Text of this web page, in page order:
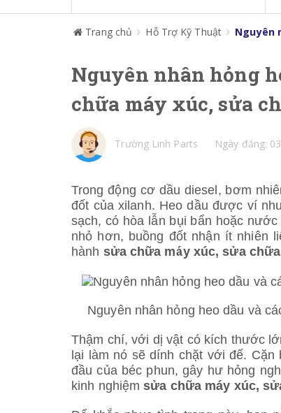
Trang chủ Hỗ Trợ Kỹ Thuật Nguyên
Nguyên nhân hỏng
chữa máy xúc, sửa
Trường Linh Parts Ngày đăng:
Trong động cơ dầu diesel, bơm
đốt của xilanh. Heo dầu được ví
sạch, có hòa lẫn bụi bẩn hoặc
nhỏ hơn, buồng đốt nhận ít nhiên
hành sửa chữa máy xúc, sửa
Nguyên nhân hỏng heo dầu và
Thậm chí, với dị vật có kích thước
lại làm nó sẽ dính chặt với đế.
đầu của béc phun, gây hư hỏng
kinh nghiệmsửa chữa máy xúc,